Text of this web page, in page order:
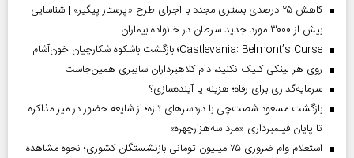
کاهش ۲۵ درصدی بستری مجدد با اجرای طرح «پرستار پیگیر» | شناسایی
بیش از ۳۰۰۰ مورد جدید سرطان در خانواده بیماران
Castlevania: Belmont’s Curse؛ بازگشت باشکوه شکارچیان خون‌آشام
روی هر لینکی کلیک نکنید، دام کلاهبرداران سایبری همین‌جاست
سرمایه‌گذاری برای رفاه؛ هزینه یا آینده‌سازی؟
بازگشت مسعود شصت‌چی با دردسر‌های تازه؛ از شایعه حضور در میز مذاکره
تا پایان فیلمبرداری «مرد سه‌هزارچهره»
استعلام وام ضروری ۷۵ میلیون تومانی بازنشستگان کشوری؛ نحوه مشاهده